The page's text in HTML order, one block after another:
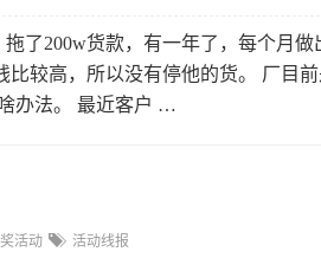
了200w货款，有一年了，每个月做
较高，所以没有停他的货。 厂目
办法。 最近客户 …
活动 活动线报